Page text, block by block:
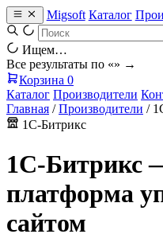
Migsoft Каталог
Ищем…
Все результаты по «» →
Корзина 0
Каталог Производители
Главная / Производители /
1С-Битрикс
1С-Битрикс
платформа
сайтом